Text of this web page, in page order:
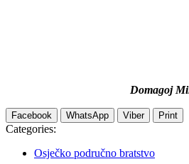
Domagoj
Facebook WhatsApp Viber Print
Categories:
Osječko područno bratstvo